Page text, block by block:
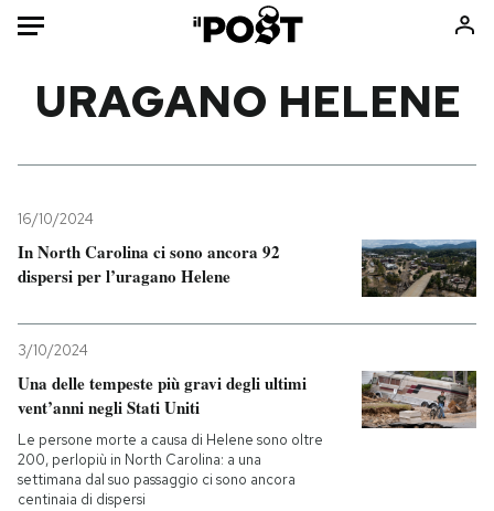
Mondo
Politica
Tecnologia
Scienza
Cultura
Economia
Sport
Consumismi
Europa
Mondiali calcio 2026
URAGANO HELENE
16/10/2024
In North Carolina ci sono ancora 92
dispersi per l’uragano Helene
3/10/2024
Una delle tempeste più gravi degli ultimi
vent’anni negli Stati Uniti
Le persone morte a causa di Helene sono oltre
200, perlopiù in North Carolina: a una
settimana dal suo passaggio ci sono ancora
centinaia di dispersi